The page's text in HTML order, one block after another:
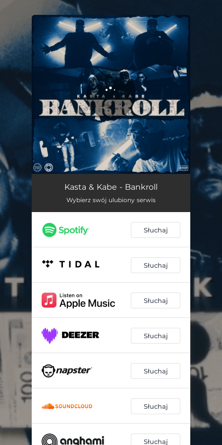
You're all set!
BankrollKasta & Kabe - Bankroll
Wybierz swój ulubiony serwis
Słuchaj
Słuchaj
Słuchaj
Słuchaj
Słuchaj
Słuchaj
Słuchaj